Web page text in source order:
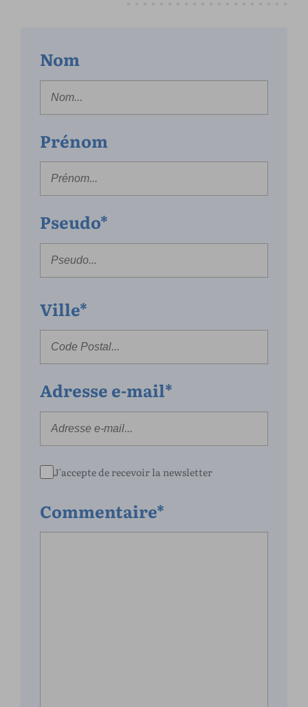
Nom
Prénom
Pseudo*
Ville*
Adresse e-mail*
J'accepte de recevoir la newsletter
Commentaire*